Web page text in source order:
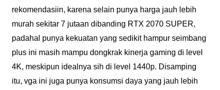
rekomendasiin, karena selain punya harga jauh lebih
murah sekitar 7 jutaan dibanding RTX 2070 SUPER,
padahal punya kekuatan yang sedikit hampur seimbang
plus ini masih mampu dongkrak kinerja gaming di level
4K, meskipun idealnya sih di level 1440p. Disamping
itu, vga ini juga punya konsumsi daya yang jauh lebih